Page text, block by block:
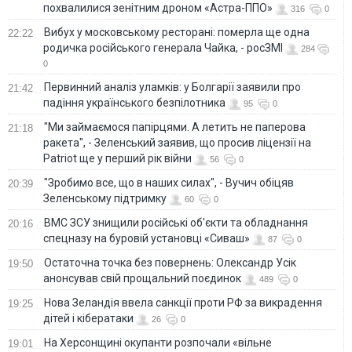
похвалилися зенітним дроном «Астра-ППО»
316 0
22:22
Вибух у московському ресторані: померла ще одна
родичка російського генерала Чайка, - росЗМІ
284
0
21:42
Первинний аналіз уламків: у Болгарії заявили про
падіння українського безпілотника
95 0
21:18
"Ми займаємося папірцями. А летить не паперова
ракета", - Зеленський заявив, що просив ліцензії на
Patriot ще у перший рік війни
56 0
20:39
"Зробимо все, що в наших силах", - Вучич обіцяв
Зеленському підтримку
60 0
20:16
ВМС ЗСУ знищили російські об'єкти та обладнання
спецназу на буровій установці «Сиваш»
87 0
19:50
Остаточна точка без повернень: Олександр Усік
анонсував свій прощальний поєдинок
489 0
19:25
Нова Зеландія ввела санкції проти РФ за викрадення
дітей і кібератаки
26 0
19:01
На Херсонщині окупанти розпочали «вільне